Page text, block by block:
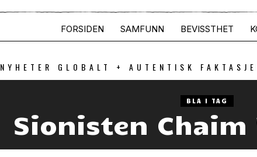
FORSIDEN SAMFUNN BEVISSTHET
NYHETER GLOBALT + AUTENTISK
BLA I TAG
Sionisten Chaim